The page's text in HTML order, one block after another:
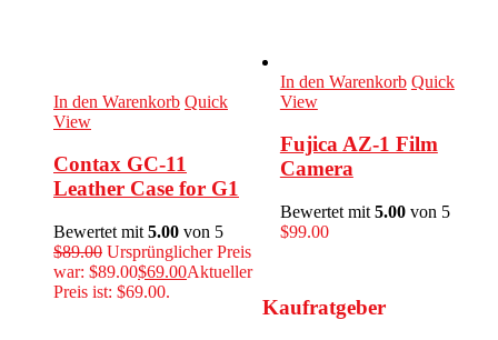
In den Warenkorb Quick
View
Contax GC-11
Leather Case for G1
Bewertet mit 5.00 von 5
$89.00 Ursprünglicher Preis
war: $89.00$69.00Aktueller
Preis ist: $69.00.
In den Warenkorb Quick
View
Fujica AZ-1 Film
Camera
Bewertet mit 5.00von 5
$99.00
Kaufratgeber